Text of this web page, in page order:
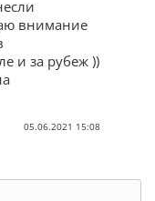
внимание
и за рубеж ))
05.06.2021 15:08